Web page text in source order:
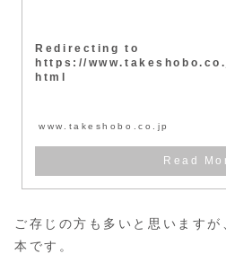
Redirecting to
https://
html
www.takeshobo.co.jp
ご存じの方も多いと思います
本です。